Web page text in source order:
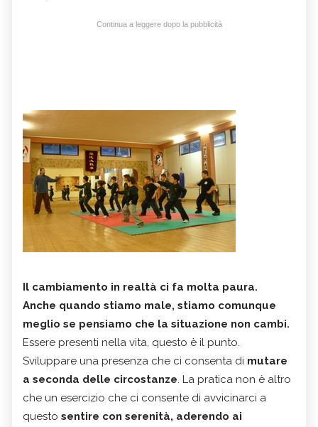
Continua a leggere dopo la pubblicità
Il cambiamento in realtà ci fa molta paura.
Anche quando stiamo male, stiamo comunque
meglio se pensiamo che la situazione non cambi.
Essere presenti nella vita, questo è il punto.
Sviluppare una presenza che ci consenta di mutare
a seconda delle circostanze. La pratica non è altro
che un esercizio che ci consente di avvicinarci a
questo sentire con serenità, aderendo ai